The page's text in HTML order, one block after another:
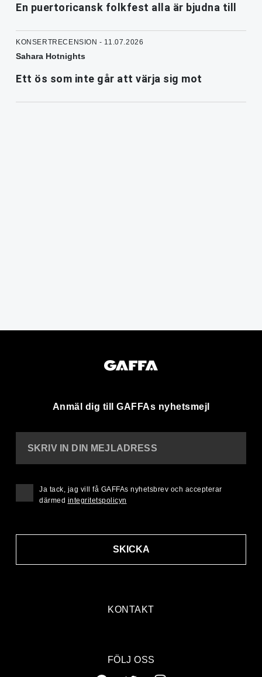
En puertoricansk folkfest alla är bjudna till
KONSERTRECENSION - 11.07.2026
Sahara Hotnights
Ett ös som inte går att värja sig mot
Anmäl dig till GAFFAs nyhetsmejl
KONTAKT
SKRIV IN DIN MEJLADRESS
SKICKA
Ja tack, jag vill få GAFFAs nyhetsbrev och accepterar
därmed integritetspolicyn
FÖLJ OSS